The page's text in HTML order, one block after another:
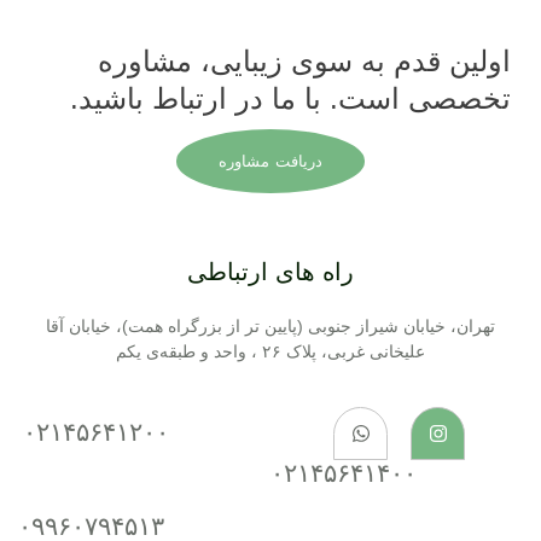
اولین قدم به سوی زیبایی، مشاوره
تخصصی است. با ما در ارتباط باشید.
دریافت مشاوره
راه های ارتباطی
تهران، خیابان شیراز جنوبی (پایین تر از بزرگراه همت)، خیابان آقا
علیخانی غربی، پلاک ۲۶ ، واحد و طبقه‌ی یکم
۰۲۱۴۵۶۴۱۲۰۰
۰۲۱۴۵۶۴۱۴۰۰
۰۹۹۶۰۷۹۴۵۱۳